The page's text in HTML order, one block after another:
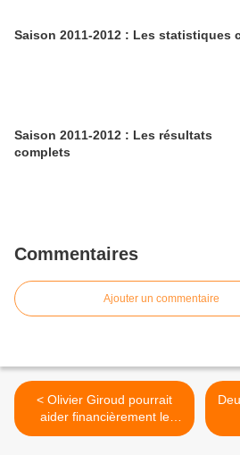
Saison 2011-2012 : Les statistiques
Saison 2011-2012 : Les résultats
complets
Commentaires
Ajouter un commentaire
< Olivier Giroud pourrait
aider financièrement le
Tours FC